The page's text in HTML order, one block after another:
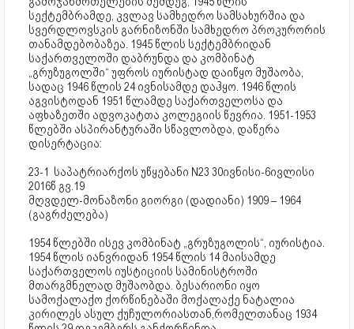
სექტემბრამდე, კვლავ სამხედრო სამსახურშია და
სვერდლოვსკის გარნიზონში სამხედრო პროკურორის
თანამდებობაზეა. 1945 წლის სექტემბრიდან
საქართველოში დაბრუნდა და კომბინატ
„გრუზუგოლში“ უფროს იურისტად დაიწყო მუშაობა,
სადაც 1946 წლის 24 ივნისამდე დაჰყო. 1946 წლის
აგვისტოდან 1951 წლამდე საქართველოსა და
აფხაზეთში ადვოკატთა კოლეგიის წევრია. 1951-1953
წლებში ასპირანტურაში სწავლობდა, დაწერა
დისერტაცია:
23-1 საპატრიარქოს უწყებანი N23 30ივნისი-6ივლისი
2016წ გვ.19
მღვდელ-მონაზონი გიორგი (დადიანი) 1909 – 1964
(გაგრძელება)
1954 წლებში ისევ კომბინატ „გრუზუგოლის“, იურისტია.
1954 წლის იანვრიდან 1954 წლის 14 მაისამდე
საქართველოს იუსტიციის სამინისტროში
მთარგმნელად მუშაობდა. ბესარიონი იყო
სამოქალაქო ქორწინებაში მოქალაქე ნატალია
კირილეს ასულ ქუჩულორიასთან,რომელთანაც 1934